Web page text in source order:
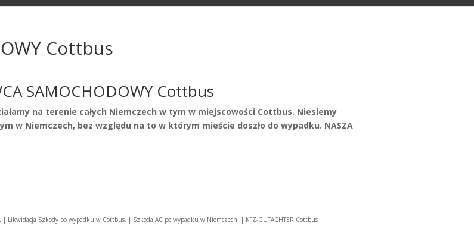
Cottbus
SAMOCHODOWY Cottbus
na terenie całych Niemczech w tym w miejscowości Cottbus. Niesiemy
w Niemczech, bez względu na to w którym mieście doszło do wypadku. NASZA
| Likwidacja Szkody po wypadku w Cottbus. | Szkoda AC po wypadku w Niemczech. | KFZ-GUTACHTER Cottbus |